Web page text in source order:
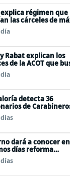
régimen que
las cárceles de
día
Rabat explican los
de la ACOT que
la seguridad
día
detecta 36
de
para las
días
dará a conocer
días reforma
enfocada a la
días